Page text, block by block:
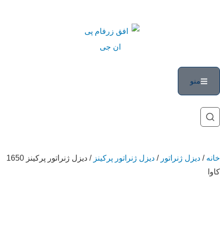
منو
خانه / دیزل ژنراتور / دیزل ژنراتور پرکینز
/ دیزل ژنراتور پرکینز 1650
کاوا